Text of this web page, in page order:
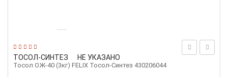
ТОСОЛ-СИНТЕЗ НЕ УКАЗАНО
Тосол ОЖ-40 (3кг) FELIX Тосол-Синтез 430206044